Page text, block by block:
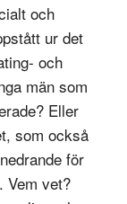
och
ur det
och
män som
Eller
som också
för
Vem vet?